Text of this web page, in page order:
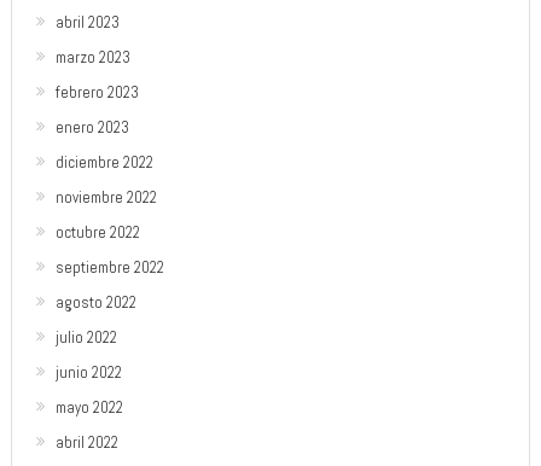
abril 2023
marzo 2023
febrero 2023
enero 2023
diciembre 2022
noviembre 2022
octubre 2022
septiembre 2022
agosto 2022
julio 2022
junio 2022
mayo 2022
abril 2022